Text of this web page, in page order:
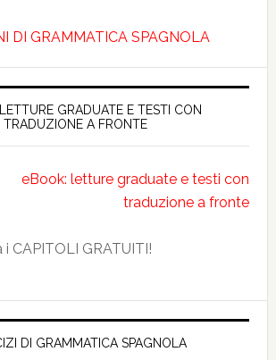
DI GRAMMATICA SPAGNOLA
GRADUATE E TESTI CON
TRADUZIONE A FRONTE
i CAPITOLI GRATUITI!
DI GRAMMATICA SPAGNOLA